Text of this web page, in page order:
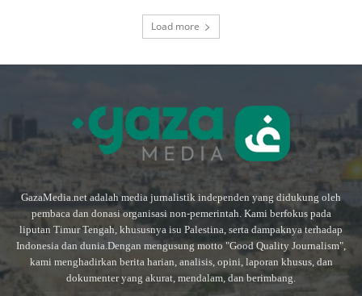
Load more
GazaMedia.net adalah media jurnalistik independen yang didukung oleh
pembaca dan donasi organisasi non-pemerintah. Kami berfokus pada
liputan Timur Tengah, khususnya isu Palestina, serta dampaknya terhadap
Indonesia dan dunia.Dengan mengusung motto "Good Quality Journalism",
kami menghadirkan berita harian, analisis, opini, laporan khusus, dan
dokumenter yang akurat, mendalam, dan berimbang.